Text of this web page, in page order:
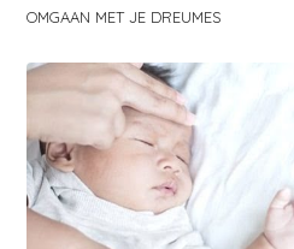
OMGAAN MET JE DREUMES